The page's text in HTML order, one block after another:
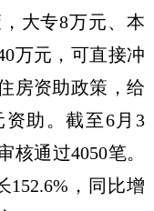
大专8万元、本
万元，可直接冲
房资助政策，给
资助。截至6月3
核通过4050笔。
152.6%，同比增